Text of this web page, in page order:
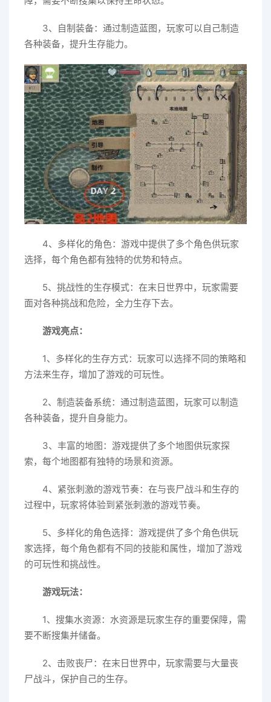
3、自制装备：通过制造蓝图，玩家可以自己制造
各种装备，提升生存能力。
4、多样化的角色：游戏中提供了多个角色供玩家
选择，每个角色都有独特的优势和特点。
5、挑战性的生存模式：在末日世界中，玩家需要
面对各种挑战和危险，全力生存下去。
游戏亮点：
1、多样化的生存方式：玩家可以选择不同的策略和
方法来生存，增加了游戏的可玩性。
2、制造装备系统：通过制造蓝图，玩家可以制造
各种装备，提升自身能力。
3、丰富的地图：游戏提供了多个地图供玩家探
索，每个地图都有独特的场景和资源。
4、紧张刺激的游戏节奏：在与丧尸战斗和生存的
过程中，玩家将体验到紧张刺激的游戏节奏。
5、多样化的角色选择：游戏提供了多个角色供玩
家选择，每个角色都有不同的技能和属性，增加了游戏
的可玩性和挑战性。
游戏玩法：
1、搜集水资源：水资源是玩家生存的重要保障，需
要不断搜集并储备。
2、击败丧尸：在末日世界中，玩家需要与大量丧
尸战斗，保护自己的生存。